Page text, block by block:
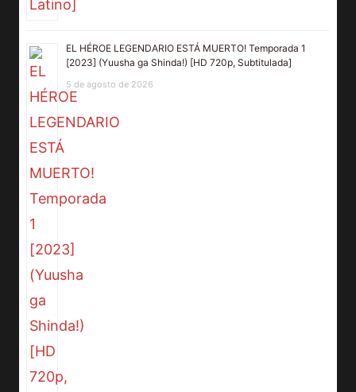
EL HÉROE LEGENDARIO ESTÁ MUERTO! Temporada 1
[2023] (Yuusha ga Shinda!) [HD 720p, Subtitulada]
5 de agosto de 2026